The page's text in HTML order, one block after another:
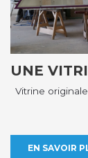
UNE
Vitrine
EN SAVOIR